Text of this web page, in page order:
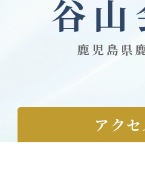
谷山
鹿児島県
アクセ